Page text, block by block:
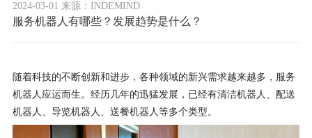
2024-03-01 来源：INDEMIND
服务机器人有哪些？发展趋势是什么？
随着科技的不断创新和进步，各种领域的新兴需求越来越多，服务
机器人应运而生。经历几年的迅猛发展，已经有清洁机器人、配送
机器人、导览机器人、送餐机器人等多个类型。